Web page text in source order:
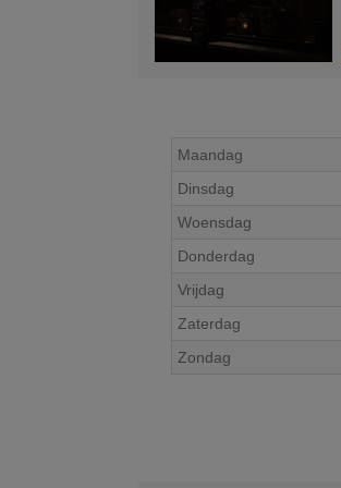
Maandag
Dinsdag
Woensdag
Donderdag
Vrijdag
Zaterdag
Zondag